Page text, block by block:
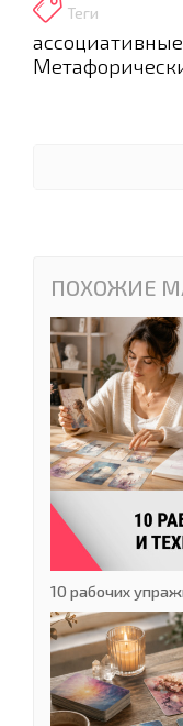
Теги
ПОХОЖИЕ
10 рабочих